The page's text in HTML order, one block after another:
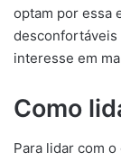
optam por essa
desconfortáveis
interesse em
Como
Para lidar com